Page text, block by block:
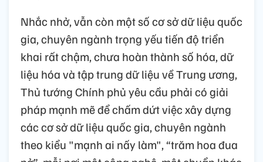
Nhắc nhở, vẫn còn một số cơ sở dữ liệu quốc
gia, chuyên ngành trọng yếu tiến độ triển
khai rất chậm, chưa hoàn thành số hóa, dữ
liệu hóa và tập trung dữ liệu về Trung ương,
Thủ tướng Chính phủ yêu cầu phải có giải
pháp mạnh mẽ để chấm dứt việc xây dựng
các cơ sở dữ liệu quốc gia, chuyên ngành
theo kiểu "mạnh ai nấy làm", “trăm hoa đua